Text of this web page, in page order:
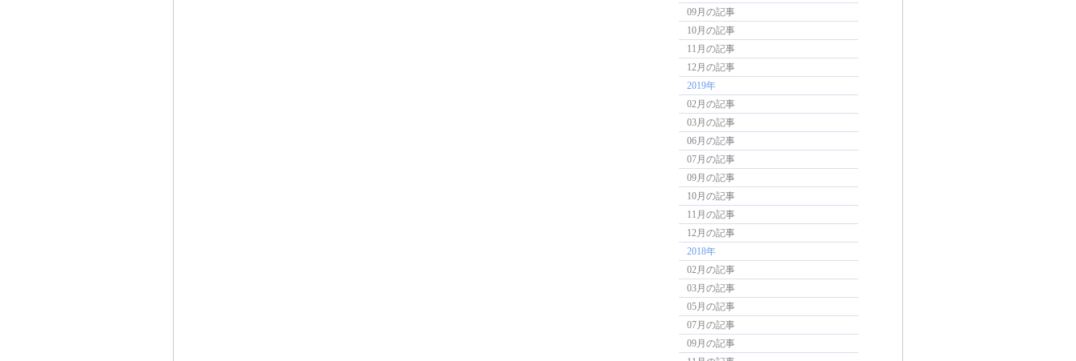
09月の記事
10月の記事
11月の記事
12月の記事
2019年
02月の記事
03月の記事
06月の記事
07月の記事
09月の記事
10月の記事
11月の記事
12月の記事
2018年
02月の記事
03月の記事
05月の記事
07月の記事
09月の記事